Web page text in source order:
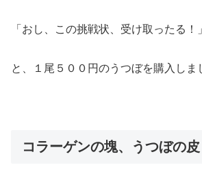
「おし、この挑戦状、受け取ったる！」
と、１尾５００円のうつぼを購入しま
コラーゲンの塊、うつぼの皮